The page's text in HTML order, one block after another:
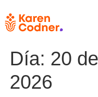
Día: 20
2026